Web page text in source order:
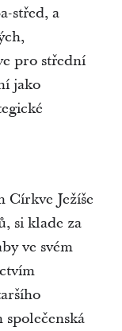
střed, a
pro střední
jako
Církve Ježíše
si klade za
ve svém